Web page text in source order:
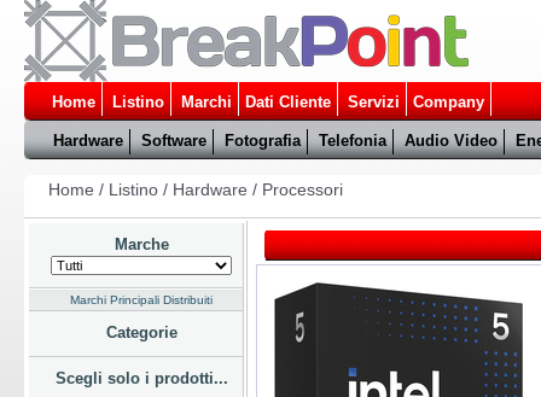
Home Listino Marchi Dati Cliente Servizi Company
Hardware Software Fotografia Telefonia Audio Video
Home / Listino/ Hardware / Processori
Marche
Marchi Principali Distribuiti
Categorie
Scegli solo i prodotti...